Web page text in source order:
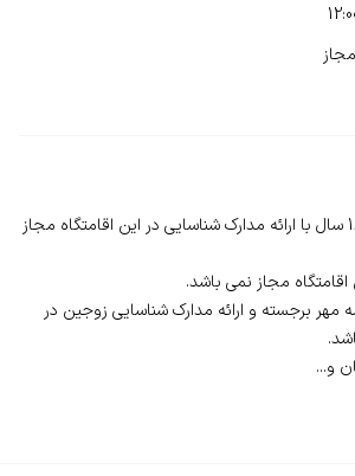
اقامت خانم تنها بالای 18 سال با ارائه مدارک شناسایی در این اقامتگاه مجاز
مهر برجسته و ارائه مدارک شناسایی زوجین در